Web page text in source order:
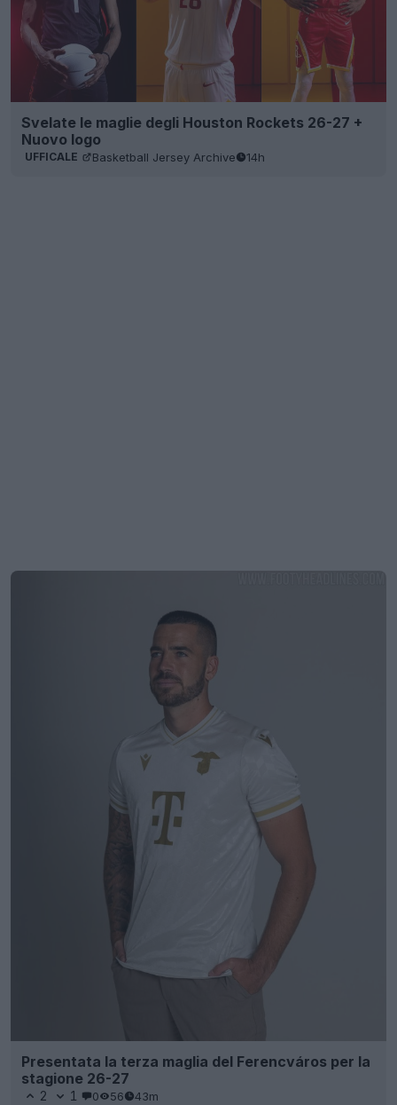
Svelate le maglie degli Houston Rockets 26-27 +
Nuovo logo
UFFICALE Basketball Jersey Archive 14h
Presentata la terza maglia del Ferencváros per la
stagione 26-27
2 1 0 56 43m